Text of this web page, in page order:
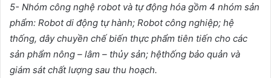
5- Nhóm công nghệ robot và tựđộng hóa gồm 4 nhóm sản
phẩm: Robot di động tựhành; Robot công nghiệp; hệ
thống, dây chuyền chếbiến thực phẩm tiên tiến cho các
sản phẩm nông – lâm – thủy sản; hệthống bảo quản và
giám sát chất lượng sau thu hoạch.